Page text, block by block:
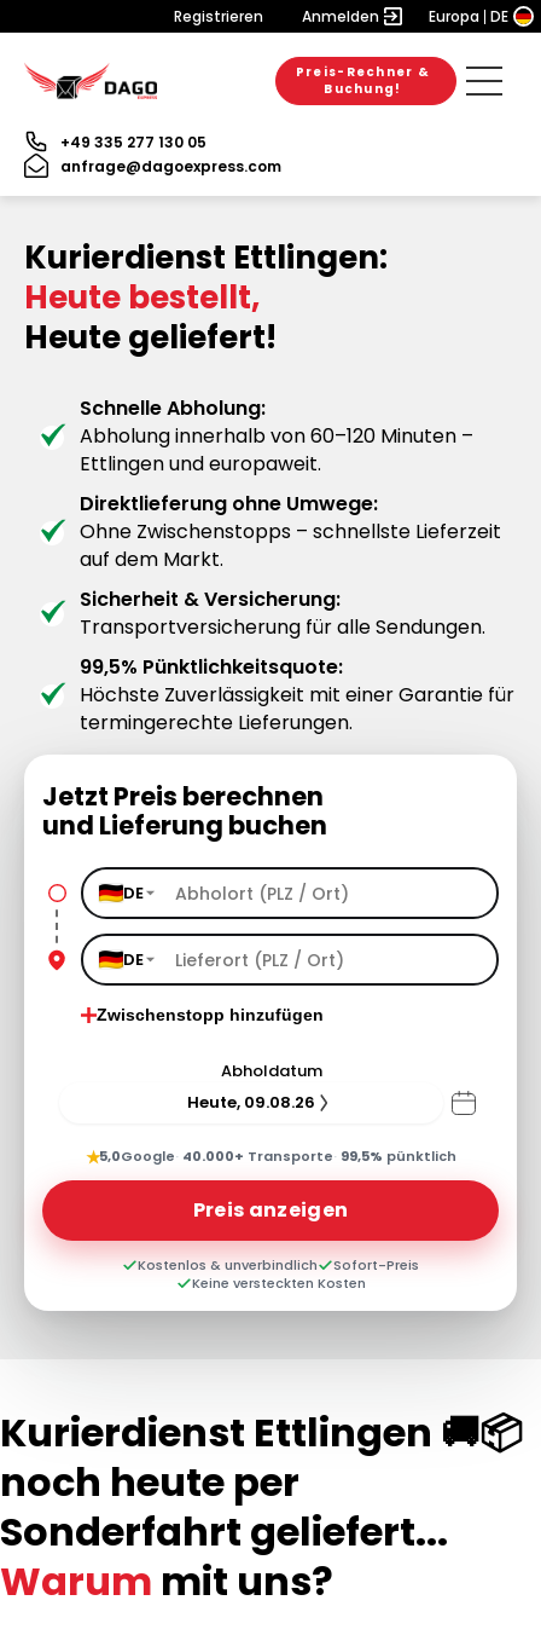
Registrieren Anmelden Europa DE
Preis-Rechner &
Buchung!
+49 335 277 130 05
anfrage@dagoexpress.com
Kurierdienst Ettlingen:
Heute bestellt,
Heute geliefert!
Schnelle Abholung:
Abholung innerhalb von 60–120 Minuten –
Ettlingen und europaweit.
Direktlieferung ohne Umwege:
Ohne Zwischenstopps – schnellste Lieferzeit
auf dem Markt.
Sicherheit & Versicherung:
Transportversicherung für alle Sendungen.
99,5% Pünktlichkeitsquote:
Höchste Zuverlässigkeit mit einer Garantie für
termingerechte Lieferungen.
Jetzt Preis berechnen
und Lieferung buchen
DE
DE
Zwischenstopp hinzufügen
Abholdatum
Heute, 09.08.26
★5,0Google· 40.000+ Transporte· 99,5% pünktlich
Preis anzeigen
Kostenlos & unverbindlich
Sofort-Preis
Keine versteckten Kosten
Kurierdienst Ettlingen 🚚📦
noch heute per
Sonderfahrt geliefert...
Warum mit uns?